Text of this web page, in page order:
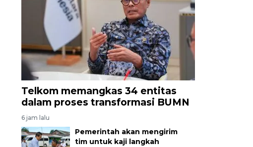
Telkom memangkas 34 entitas
dalam proses transformasi BUMN
6 jam lalu
Pemerintah akan mengirim
tim untuk kaji langkah